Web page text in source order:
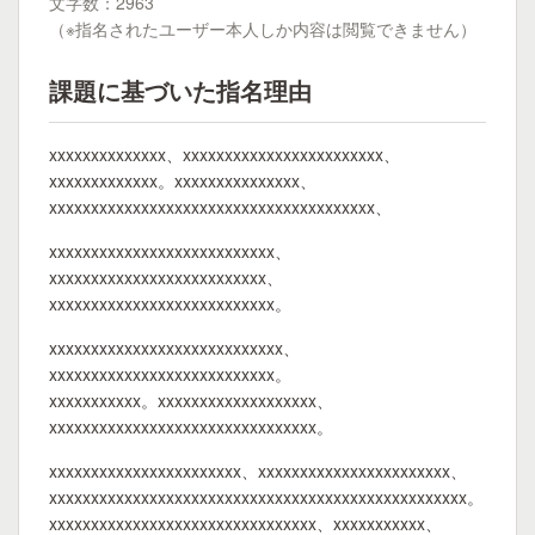
（※指名されたユーザー本人しか内容は閲覧できません）
課題に基づいた指名理由
xxxxxxxxxxxxxx、xxxxxxxxxxxxxxxxxxxxxxxx、
xxxxxxxxxxxxx。xxxxxxxxxxxxxxx、
xxxxxxxxxxxxxxxxxxxxxxxxxxxxxxxxxxxxxxx、
xxxxxxxxxxxxxxxxxxxxxxxxxxx、
xxxxxxxxxxxxxxxxxxxxxxxxxx、
xxxxxxxxxxxxxxxxxxxxxxxxxxx。
xxxxxxxxxxxxxxxxxxxxxxxxxxxx、
xxxxxxxxxxxxxxxxxxxxxxxxxxx。
xxxxxxxxxxx。xxxxxxxxxxxxxxxxxxx、
xxxxxxxxxxxxxxxxxxxxxxxxxxxxxxxx。
xxxxxxxxxxxxxxxxxxxxxxx、xxxxxxxxxxxxxxxxxxxxxxx、
xxxxxxxxxxxxxxxxxxxxxxxxxxxxxxxxxxxxxxxxxxxxxxxxxx。
xxxxxxxxxxxxxxxxxxxxxxxxxxxxxxxx、xxxxxxxxxxx、